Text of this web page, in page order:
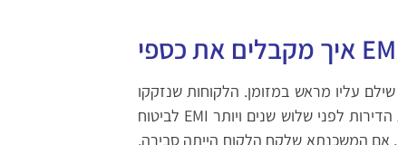
עליו מראש במזומן. הלקוחות שנזקקו
לביטוח EMI רכשו את הדירות לפני שלוש שנים ויותר (בשנתיים האחרונות כאמור, אין יותר שימוש ב- EMI).
אם המשכנתא שלקח הלקוח הייתה סבירה,